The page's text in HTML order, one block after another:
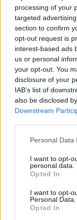
processing of your
targeted
section to confirm
opt-out request is
interest-based ads
us or personal
your opt-out. You
disclosure of your
IAB’s list of
also be disclosed
Downstream
Please note that
not limited to your
grant or deny
use your data for
consent section.
Personal Data
I want to opt-
personal data.
Opted In
I want to opt-
Personal Data.
Opted In
2025. 01. 14.|
Az egyiptomi
ezer évesek, és
igen száraz
A Titanic
2024. 09. 20.|
A történelem